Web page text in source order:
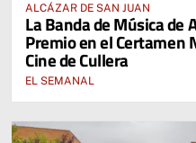
ALCÁZAR DE SAN JUAN
La Banda de Música de
Premio en el Certamen
Cine de Cullera
EL SEMANAL